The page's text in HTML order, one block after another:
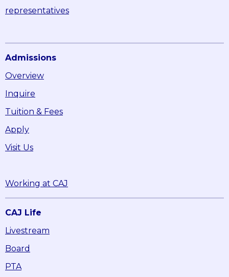
representatives
Admissions
Overview
Inquire
Tuition & Fees
Apply
Visit Us
Working at CAJ
CAJ Life
Livestream
Board
PTA